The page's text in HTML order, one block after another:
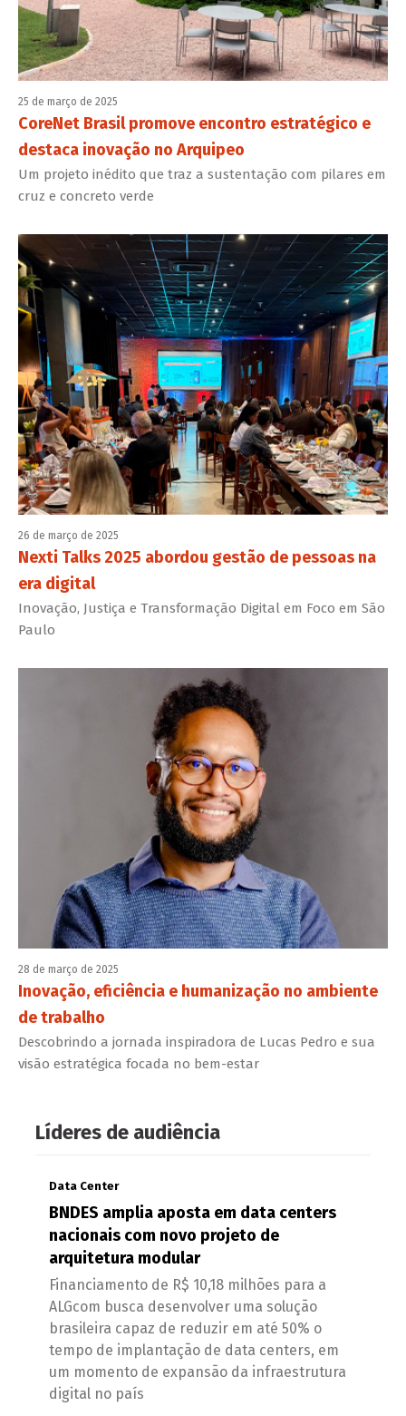
25 de março de 2025
CoreNet Brasil promove encontro estratégico e
destaca inovação no Arquipeo
Um projeto inédito que traz a sustentação com pilares em
cruz e concreto verde
26 de março de 2025
Nexti Talks 2025 abordou gestão de pessoas na
era digital
Inovação, Justiça e Transformação Digital em Foco em São
Paulo
28 de março de 2025
Inovação, eficiência e humanização no ambiente
de trabalho
Descobrindo a jornada inspiradora de Lucas Pedro e sua
visão estratégica focada no bem-estar
Líderes de audiência
Data Center
BNDES amplia aposta em data centers
nacionais com novo projeto de
arquitetura modular
Financiamento de R$ 10,18 milhões para a
ALGcom busca desenvolver uma solução
brasileira capaz de reduzir em até 50% o
tempo de implantação de data centers, em
um momento de expansão da infraestrutura
digital no país